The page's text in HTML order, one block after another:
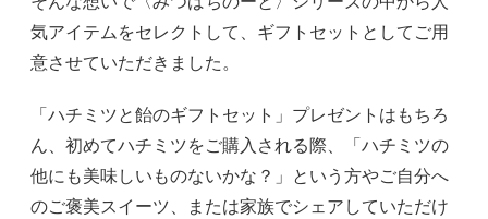
気アイテムをセレクトして、ギフトセットとしてご用
意させていただきました。
「ハチミツと飴のギフトセット」プレゼントはもちろ
ん、初めてハチミツをご購入される際、「ハチミツの
他にも美味しいものないかな？」という方やご自分へ
のご褒美スイーツ、または家族でシェアしていただけ